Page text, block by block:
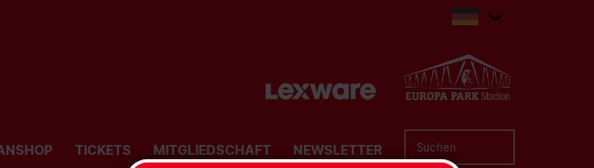
TICKETS MITGLIEDSCHAFT NEWSLETTER